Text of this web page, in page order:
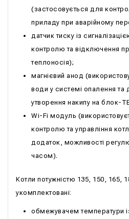
(застосовується для
приладу при аварійному
датчик тиску із
контролю та відключення
теплоносія);
магнієвий анод
води у системі опалення та
утворення накипу на блок-
Wi-Fi модуль
контролю та управління
додаток, можливості
часом).
Котли потужністю 135, 150, 165,
укомплектовані:
обмежувачем температури